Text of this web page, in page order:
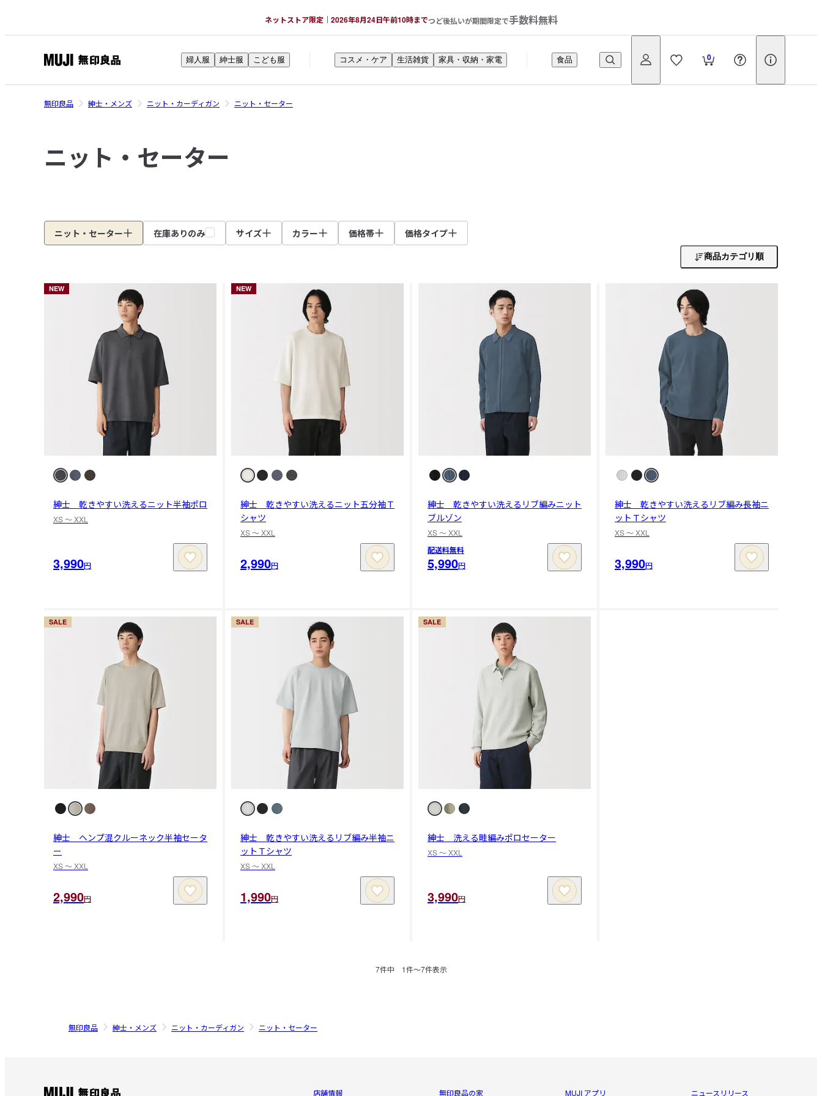
ネットストア限定｜2026年8月24日午前10時までつど後払いが期間限定で手数料無料
印
良
ッ
ト
0
婦人服 紳士服 こども服 コスメ・ケア 生活雑貨 家具・収納・家電 食品
無印良品 紳士・メンズ ニット・カーディガン ニット・セーター
ニット・セーター
ニット・セーター 在庫ありのみ サイズ カラー 価格帯 価格タイプ
商品カテゴリ順
紳士 乾きやすい洗えるニット半袖ポロ
XS 〜 XXL
NEW
3,990円
紳士 乾きやすい洗えるニット五分袖Ｔ
シャツ
XS 〜 XXL
NEW
2,990円
紳士 乾きやすい洗えるリブ編みニット
ブルゾン
XS 〜 XXL
配送料無料
5,990円
紳士 乾きやすい洗えるリブ編み長袖ニ
ットＴシャツ
XS 〜 XXL
3,990円
紳士 ヘンプ混クルーネック半袖セータ
ー
XS 〜 XXL
SALE
2,990円
紳士 乾きやすい洗えるリブ編み半袖ニ
ットＴシャツ
XS 〜 XXL
SALE
1,990円
紳士 洗える畦編みポロセーター
XS 〜 XXL
SALE
3,990円
7件中 1件〜7件表示
無印良品 紳士・メンズ ニット・カーディガン ニット・セーター
店舗情報 無印良品の家 MUJI アプリ ニュースリリース